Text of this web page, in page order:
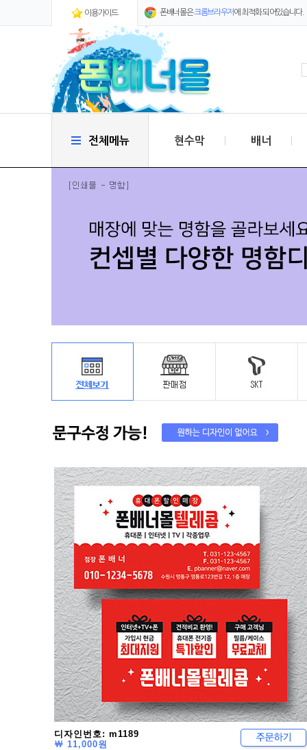
이용가이드 폰배너몰은크롬브라우저에 최적화 되어있습니다.
전체메뉴 현수막 배너
디자인번호: m1189
￦ 11,000원